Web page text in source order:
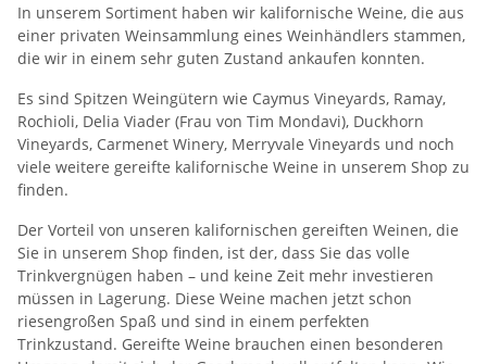
In unserem Sortiment haben wir kalifornische Weine, die aus
einer privaten Weinsammlung eines Weinhändlers stammen,
die wir in einem sehr guten Zustand ankaufen konnten.
Es sind Spitzen Weingütern wie Caymus Vineyards, Ramay,
Rochioli, Delia Viader (Frau von Tim Mondavi), Duckhorn
Vineyards, Carmenet Winery, Merryvale Vineyards und noch
viele weitere gereifte kalifornische Weine in unserem Shop zu
finden.
Der Vorteil von unseren kalifornischen gereiften Weinen, die
Sie in unserem Shop finden, ist der, dass Sie das volle
Trinkvergnügen haben – und keine Zeit mehr investieren
müssen in Lagerung. Diese Weine machen jetzt schon
riesengroßen Spaß und sind in einem perfekten
Trinkzustand. Gereifte Weine brauchen einen besonderen